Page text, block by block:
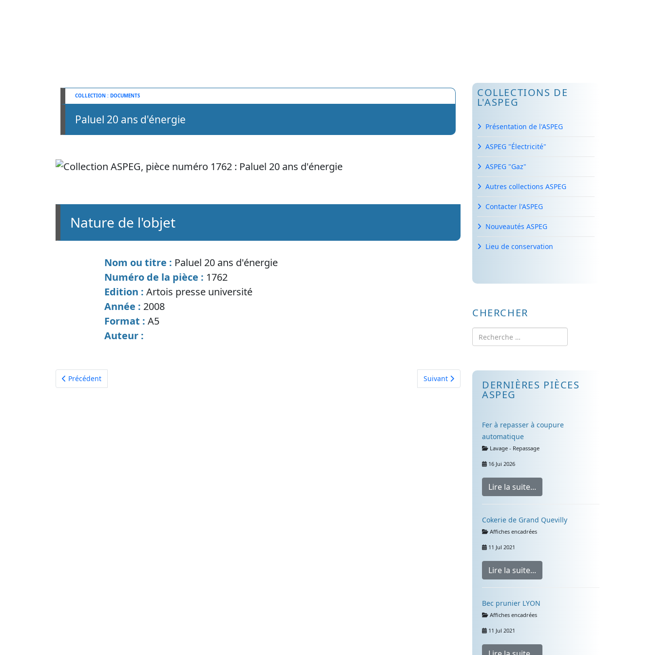
DOCUMENTS
Paluel 20 ans d'énergie
nature de l'objet
Nom ou titre : Paluel 20 ans d'énergie
Numéro de la pièce : 1762
Edition : Artois presse université
Année : 2008
Format : A5
Auteur :
Article précédent : Livre jaune (moteur électrique, plomberie ,chauffage central
Précédent Article suivant : Carte Postale
Suivant
COLLECTIONS DE
L'ASPEG
Présentation de l'ASPEG
ASPEG "Électricité"
ASPEG "Gaz"
Autres collections ASPEG
Contacter l'ASPEG
Nouveautés ASPEG
Lieu de conservation
CHERCHER
Rechercher
DERNIÈRES PIÈCES
ASPEG
Fer à repasser à coupure
automatique
Détails
Lavage - Repassage
16 Jui 2026
Lire la suite...
Cokerie de Grand Quevilly
Détails
Affiches encadrées
11 Jul 2021
Lire la suite...
Bec prunier LYON
Détails
Affiches encadrées
11 Jul 2021